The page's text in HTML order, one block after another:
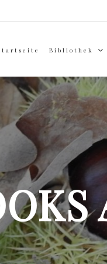
Bibliothek